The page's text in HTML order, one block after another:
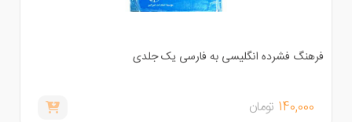
فشرده انگلیسی به فارسی یک جلدی
140,000تومان